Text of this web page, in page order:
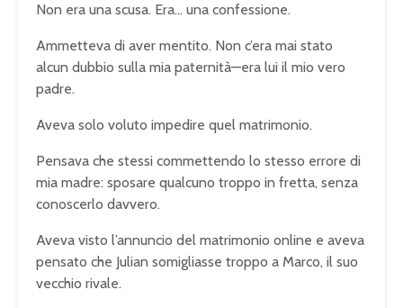
Non era una scusa. Era… una confessione.
Ammetteva di aver mentito. Non c’era mai stato
alcun dubbio sulla mia paternità—era lui il mio vero
padre.
Aveva solo voluto impedire quel matrimonio.
Pensava che stessi commettendo lo stesso errore di
mia madre: sposare qualcuno troppo in fretta, senza
conoscerlo davvero.
Aveva visto l’annuncio del matrimonio online e aveva
pensato che Julian somigliasse troppo a Marco, il suo
vecchio rivale.